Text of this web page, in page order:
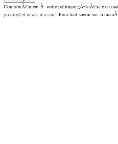
ConformÃ©ment Ã notre politique gÃ©nÃ©rale en
privacy@it-news-info.com . Pour tout savoir sur la